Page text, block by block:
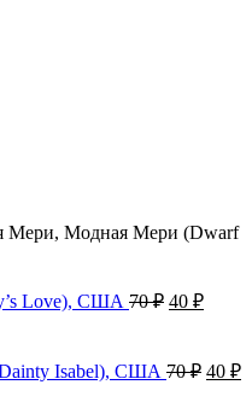
Мери, Модная Мери (Dwarf
Love), США 70₽
70 ₽.
40 ₽
Dainty Isabel), США 70₽ 40 ₽